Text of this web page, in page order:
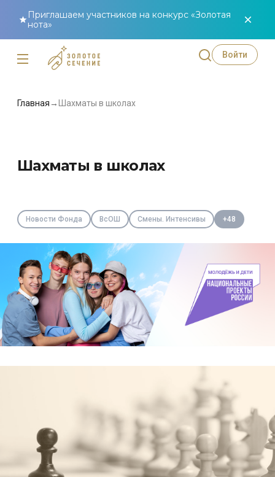
Приглашаем участников на конкурс «Золотая
нота»
Войти
Главная → Шахматы в школах
Шахматы в школах
Новости Фонда ВсОШ Смены. Интенсивы +48